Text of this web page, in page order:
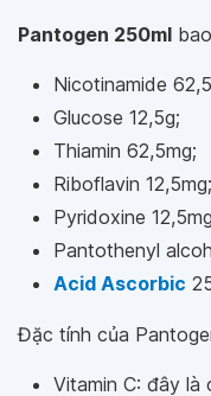
Pantogen 250ml
Nicotinamide
Glucose 12,5g;
Thiamin 62,5mg;
Riboflavin 12,5mg;
Pyridoxine
Pantothenyl
Acid Ascorbic
Đặc tính của
Vitamin C: đây